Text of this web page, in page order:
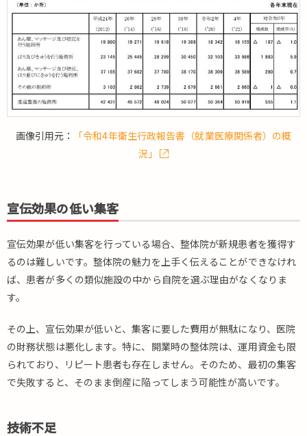
テ
と
は
4.
ま
と
め
画像引用元：
「令和4年衛生行政報告書（就業医療関係者）の概
況」
宣伝効果の低い集客
宣伝効果が低い集客を行っている場合、整体院が新規患者を獲得す
るのは難しいです。整体院の魅力を上手く伝えることができなけれ
ば、患者が多くの類似施設の中から自院を選ぶ理由がなくなりま
す。
その上、宣伝効果が低いと、集客に要した費用が無駄になり、医院
の財務状態は悪化します。特に、開業時の整体院は、運用資金も限
られており、リピート患者も存在しません。そのため、最初の集客
で失敗すると、そのまま倒産に陥ってしまう可能性が高いです。
技術不足